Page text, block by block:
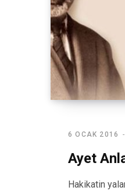
6 OCAK 2016
Ayet
Hakikatin